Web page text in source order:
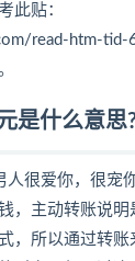
此贴：
read-htm-tid-
是什么意思
人很爱你，很宠
，主动转账说明
，所以通过转账